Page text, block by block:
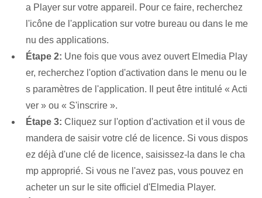
a Player sur votre appareil. Pour ce faire, recherchez
l'icône de l'application sur votre bureau ou dans le me
nu des applications.
Étape 2: Une fois que vous avez ouvert Elmedia Play
er, recherchez l'option d'activation dans le menu ou le
s paramètres de l'application. Il peut être intitulé « Acti
ver » ou « S'inscrire ».
Étape 3: Cliquez sur l'option d'activation et il vous de
mandera de saisir votre clé de licence. Si vous dispos
ez déjà d'une clé de licence, saisissez-la dans le cha
mp approprié. Si vous ne l'avez pas, vous pouvez en
acheter un sur le site officiel d'Elmedia Player.